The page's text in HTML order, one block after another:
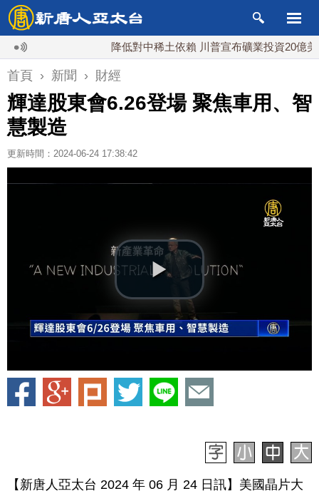
降低對中稀土依賴 川普宣布礦業投資20億美元
首頁 › 新聞 › 財經
輝達股東會6.26登場 聚焦車用、智
慧製造
更新時間：2024-06-24 17:38:42
【新唐人亞太台 2024 年 06 月 24 日訊】美國晶片大